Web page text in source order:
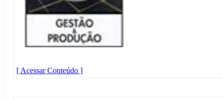
[ Acessar Conteúdo ]